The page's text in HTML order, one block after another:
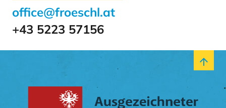
office@froeschl.at
+43 5223 57156
arrow_upward